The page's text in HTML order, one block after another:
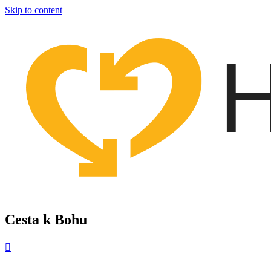
Skip to content
Cesta k Bohu